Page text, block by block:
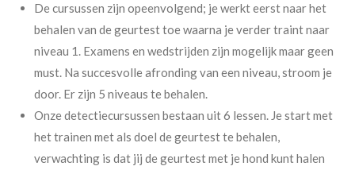
De cursussen zijn opeenvolgend; je werkt eerst naar het
behalen van de geurtest toe waarna je verder traint naar
niveau 1. Examens en wedstrijden zijn mogelijk maar geen
must. Na succesvolle afronding van een niveau, stroom je
door. Er zijn 5 niveaus te behalen.
Onze detectiecursussen bestaan uit 6 lessen. Je start met
het trainen met als doel de geurtest te behalen,
verwachting is dat jij de geurtest met je hond kunt halen